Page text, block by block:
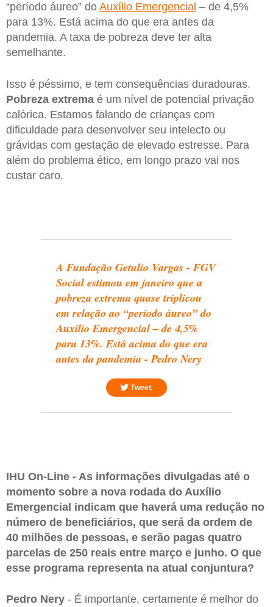
“período áureo” do Auxílio Emergencial – de 4,5%
para 13%. Está acima do que era antes da
pandemia. A taxa de pobreza deve ter alta
semelhante.
Isso é péssimo, e tem consequências duradouras.
Pobreza extrema é um nível de potencial privação
calórica. Estamos falando de crianças com
dificuldade para desenvolver seu intelecto ou
grávidas com gestação de elevado estresse. Para
além do problema ético, em longo prazo vai nos
custar caro.
A Fundação Getulio Vargas - FGV
Social estimou em janeiro que a
pobreza extrema quase triplicou
em relação ao “período áureo” do
Auxílio Emergencial – de 4,5%
para 13%. Está acima do que era
antes da pandemia - Pedro Nery
Tweet.
IHU On-Line - As informações divulgadas até o
momento sobre a nova rodada do Auxílio
Emergencial indicam que haverá uma redução no
número de beneficiários, que será da ordem de
40 milhões de pessoas, e serão pagas quatro
parcelas de 250 reais entre março e junho. O que
esse programa representa na atual conjuntura?
Pedro Nery - É importante, certamente é melhor do